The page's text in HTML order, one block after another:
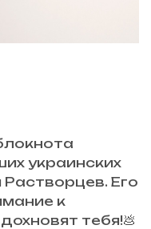
украинских
Его
к
тебя!💩